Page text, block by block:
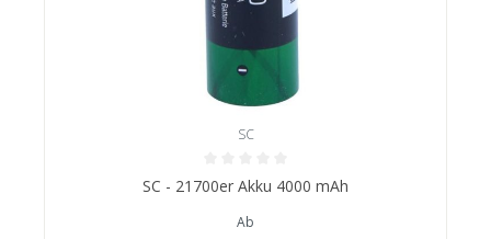
SC
SC - 21700er Akku 4000 mAh
Ab